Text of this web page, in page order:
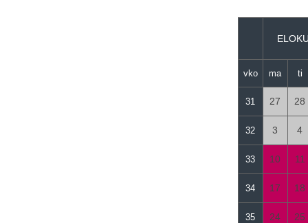
vko ma ti
31 27 28
32 3 4
33 10 11
34 17 18
35 24 25